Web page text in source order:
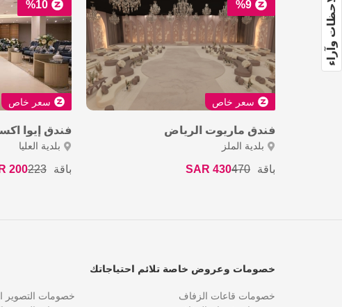
%9
سعر خاص
فندق ماريوت الرياض
بلدية الملز
باقة 470
430 SAR
%10
سعر خاص
فندق إيوا
بلدية العليا
باقة 223
200 SAR
خصومات وعروض خاصة تلائم احتياجاتك
خصومات قاعات الزفاف خصومات التصوير
ملاحظات وآراء